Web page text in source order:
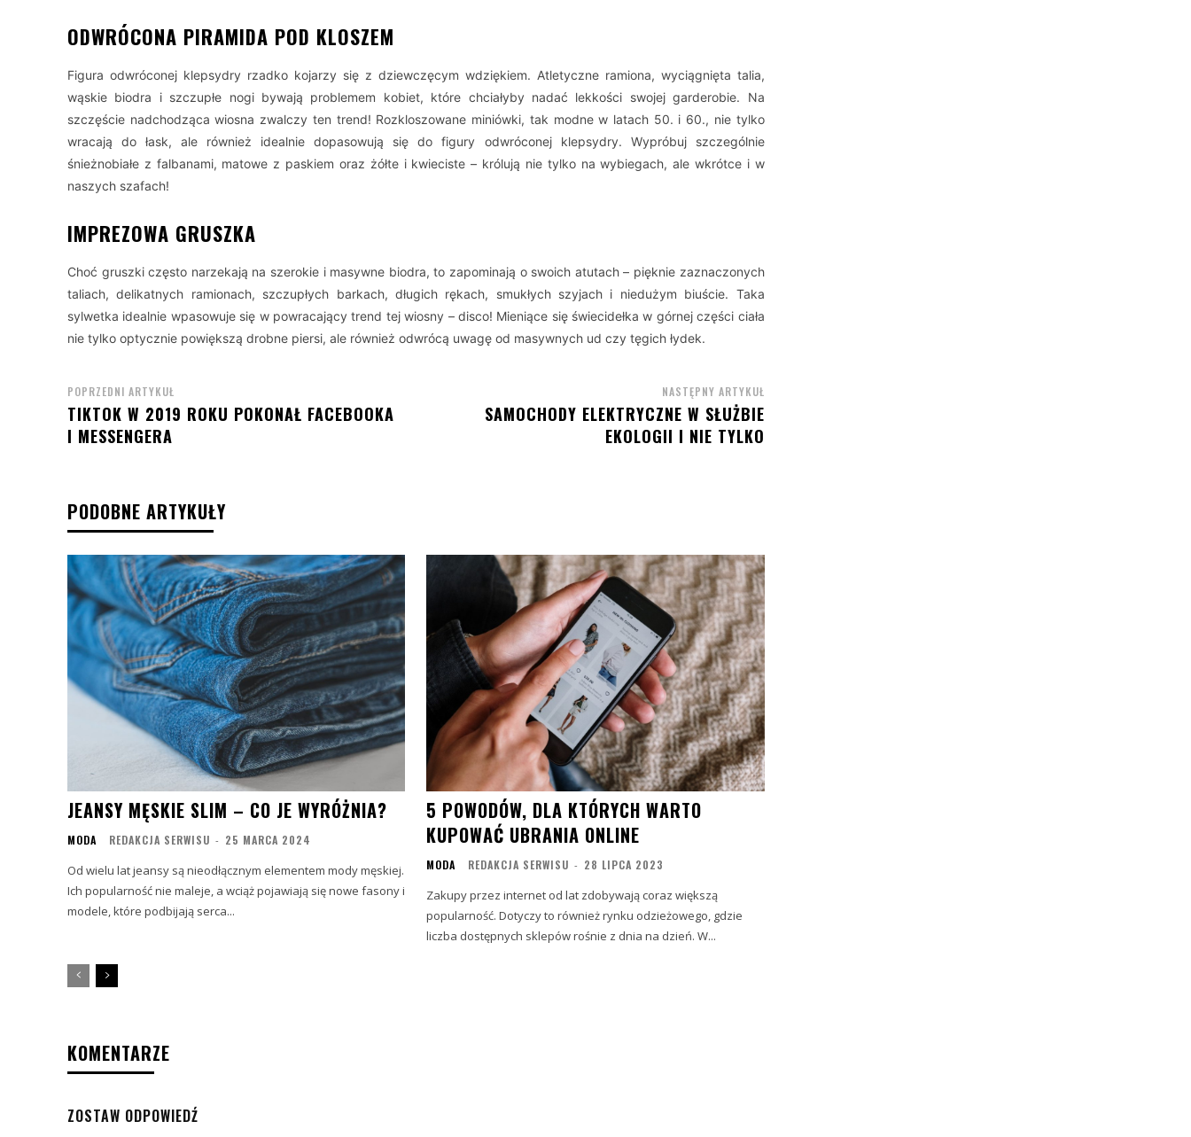
ODWRÓCONA PIRAMIDA POD KLOSZEM
Figura odwróconej klepsydry rzadko kojarzy się z dziewczęcym wdziękiem. Atletyczne ramiona, wyciągnięta talia,
wąskie biodra i szczupłe nogi bywają problemem kobiet, które chciałyby nadać lekkości swojej garderobie. Na
szczęście nadchodząca wiosna zwalczy ten trend! Rozkloszowane miniówki, tak modne w latach 50. i 60., nie tylko
wracają do łask, ale również idealnie dopasowują się do figury odwróconej klepsydry. Wypróbuj szczególnie
śnieżnobiałe z falbanami, matowe z paskiem oraz żółte i kwieciste – królują nie tylko na wybiegach, ale wkrótce i w
naszych szafach!
IMPREZOWA GRUSZKA
Choć gruszki często narzekają na szerokie i masywne biodra, to zapominają o swoich atutach – pięknie zaznaczonych
taliach, delikatnych ramionach, szczupłych barkach, długich rękach, smukłych szyjach i niedużym biuście. Taka
sylwetka idealnie wpasowuje się w powracający trend tej wiosny – disco! Mieniące się świecidełka w górnej części ciała
nie tylko optycznie powiększą drobne piersi, ale również odwrócą uwagę od masywnych ud czy tęgich łydek.
POPRZEDNI ARTYKUŁ
TIKTOK W 2019 ROKU POKONAŁ FACEBOOKA
I MESSENGERA
NASTĘPNY ARTYKUŁ
SAMOCHODY ELEKTRYCZNE W SŁUŻBIE
EKOLOGII I NIE TYLKO
PODOBNE ARTYKUŁY
JEANSY MĘSKIE SLIM – CO JE WYRÓŻNIA?
MODA REDAKCJA SERWISU - 25 MARCA 2024
Od wielu lat jeansy są nieodłącznym elementem mody męskiej.
Ich popularność nie maleje, a wciąż pojawiają się nowe fasony i
modele, które podbijają serca...
5 POWODÓW, DLA KTÓRYCH WARTO
KUPOWAĆ UBRANIA ONLINE
MODA REDAKCJA SERWISU - 28 LIPCA 2023
Zakupy przez internet od lat zdobywają coraz większą
popularność. Dotyczy to również rynku odzieżowego, gdzie
liczba dostępnych sklepów rośnie z dnia na dzień. W...
KOMENTARZE
ZOSTAW ODPOWIEDŹ